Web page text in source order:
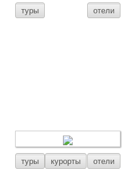
туры отели
туры курорты отели